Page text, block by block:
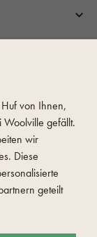
von Ihnen,
gefällt.
wir
Diese
geteilt